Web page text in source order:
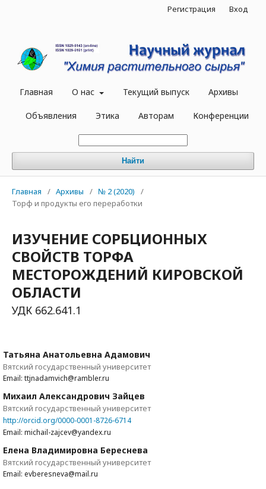
Главная О нас Текущий выпуск Архивы
Объявления Этика Авторам Конференции
Найти
Регистрация Вход
Главная / Архивы / № 2 (2020)
/
Торф и продукты его переработки
ИЗУЧЕНИЕ СОРБЦИОННЫХ
СВОЙСТВ ТОРФА
МЕСТОРОЖДЕНИЙ КИРОВСКОЙ
ОБЛАСТИ
УДК 662.641.1
Татьяна Анатольевна Адамович
Вятский государственный университет
Email: ttjnadamvich@rambler.ru
Михаил Александрович Зайцев
Вятский государственный университет
http://orcid.org/0000-0001-8726-6714
Email: michail-zajcev@yandex.ru
Елена Владимировна Береснева
Вятский государственный университет
Email: evberesneva@mail.ru